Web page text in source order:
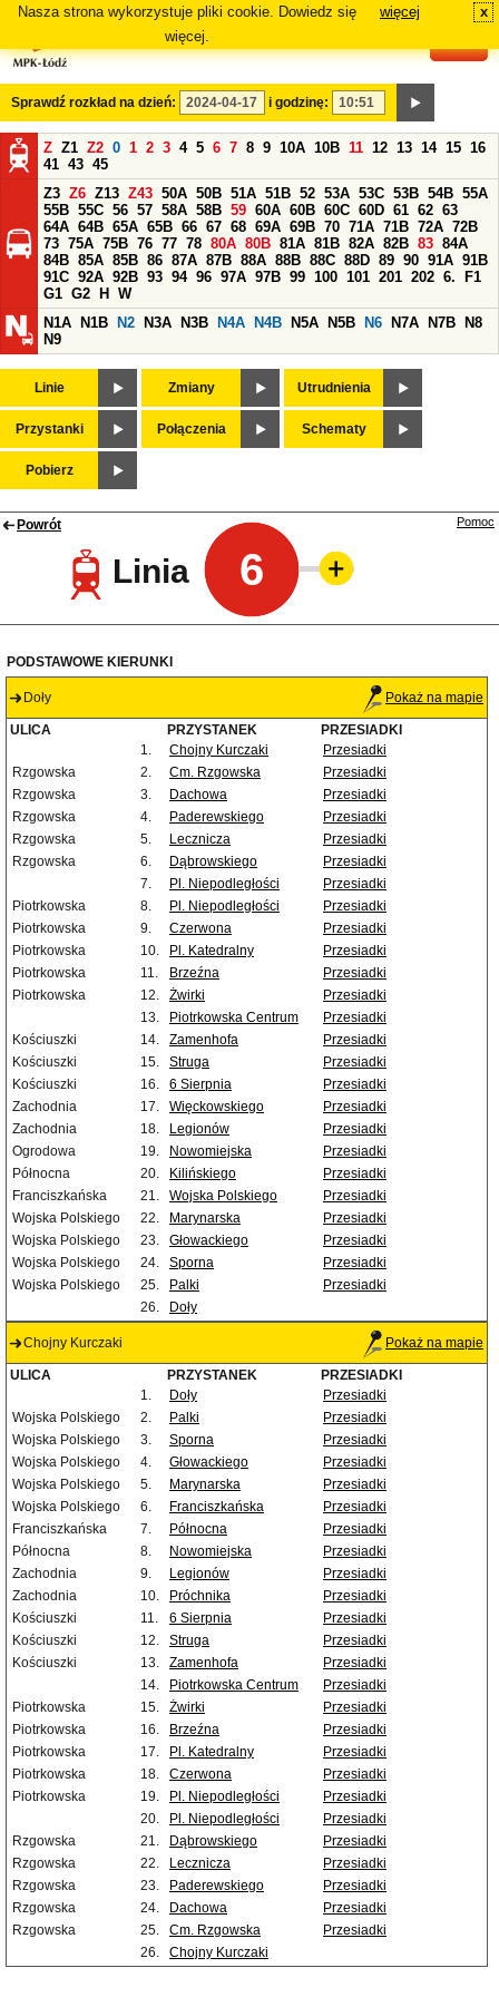
Nasza strona wykorzystuje pliki cookie. Dowiedz się
więcej.
więcej x
Sprawdź rozkład na dzień: i godzinę:
Z Z1 Z2 0 1 2 3 4 5 6 7 8 9 10A 10B 11 12 13 14 15 16
41 43 45
Z3 Z6 Z13 Z43 50A 50B 51A 51B 52 53A 53C 53B 54B 55A
55B 55C 56 57 58A 58B 59 60A 60B 60C 60D 61 62 63
64A 64B 65A 65B 66 67 68 69A 69B 70 71A 71B 72A 72B
73 75A 75B 76 77 78 80A 80B 81A 81B 82A 82B 83 84A
84B 85A 85B 86 87A 87B 88A 88B 88C 88D 89 90 91A 91B
91C 92A 92B 93 94 96 97A 97B 99 100 101 201 202 6.
F1
G1 G2 H
W
N1A
N1B N2 N3A N3B N4A N4B N5A N5B N6 N7A N7B
N8
N9
Linie Zmiany Utrudnienia
Przystanki Połączenia Schematy
Pobierz
Powrót
Linia 6
Pomoc
PODSTAWOWE KIERUNKI
Doły Pokaż na mapie
ULICA PRZYSTANEK
PRZESIADKI
1.
Chojny Kurczaki
Przesiadki
Rzgowska
2. Cm. Rzgowska
Przesiadki
Rzgowska
3. Dachowa
Przesiadki
Rzgowska
4. Paderewskiego
Przesiadki
Rzgowska
5. Lecznicza
Przesiadki
Rzgowska
6. Dąbrowskiego
Przesiadki
7.
Pl. Niepodległości
Przesiadki
Piotrkowska
8. Pl. Niepodległości
Przesiadki
Piotrkowska
9. Czerwona
Przesiadki
Piotrkowska
10. Pl. Katedralny
Przesiadki
Piotrkowska
11. Brzeźna
Przesiadki
Piotrkowska
12. Żwirki
Przesiadki
13.
Piotrkowska Centrum
Przesiadki
Kościuszki
14. Zamenhofa
Przesiadki
Kościuszki
15. Struga
Przesiadki
Kościuszki
16. 6 Sierpnia
Przesiadki
Zachodnia
17. Więckowskiego
Przesiadki
Zachodnia
18. Legionów
Przesiadki
Ogrodowa
19. Nowomiejska
Przesiadki
Północna
20. Kilińskiego
Przesiadki
Franciszkańska
21. Wojska Polskiego
Przesiadki
Wojska Polskiego
22. Marynarska
Przesiadki
Wojska Polskiego
23. Głowackiego
Przesiadki
Wojska Polskiego
24. Sporna
Przesiadki
Wojska Polskiego
25. Palki
Przesiadki
26.
Doły
Chojny Kurczaki Pokaż na mapie
ULICA PRZYSTANEK
PRZESIADKI
1.
Doły
Przesiadki
Wojska Polskiego
2. Palki
Przesiadki
Wojska Polskiego
3. Sporna
Przesiadki
Wojska Polskiego
4. Głowackiego
Przesiadki
Wojska Polskiego
5. Marynarska
Przesiadki
Wojska Polskiego
6. Franciszkańska
Przesiadki
Franciszkańska
7. Północna
Przesiadki
Północna
8. Nowomiejska
Przesiadki
Zachodnia
9. Legionów
Przesiadki
Zachodnia
10. Próchnika
Przesiadki
Kościuszki
11. 6 Sierpnia
Przesiadki
Kościuszki
12. Struga
Przesiadki
Kościuszki
13. Zamenhofa
Przesiadki
14.
Piotrkowska Centrum
Przesiadki
Piotrkowska
15. Żwirki
Przesiadki
Piotrkowska
16. Brzeźna
Przesiadki
Piotrkowska
17. Pl. Katedralny
Przesiadki
Piotrkowska
18. Czerwona
Przesiadki
Piotrkowska
19. Pl. Niepodległości
Przesiadki
20.
Pl. Niepodległości
Przesiadki
Rzgowska
21. Dąbrowskiego
Przesiadki
Rzgowska
22. Lecznicza
Przesiadki
Rzgowska
23. Paderewskiego
Przesiadki
Rzgowska
24. Dachowa
Przesiadki
Rzgowska
25. Cm. Rzgowska
Przesiadki
26.
Chojny Kurczaki